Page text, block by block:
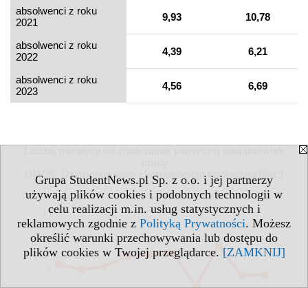
Grupa StudentNews.pl Sp. z o.o. i jej partnerzy
używają plików cookies i podobnych technologii w
celu realizacji m.in. usług statystycznych i
reklamowych zgodnie z Polityką Prywatności. Możesz
określić warunki przechowywania lub dostępu do
plików cookies w Twojej przeglądarce. [ZAMKNIJ]
absolwenci z roku
2021
9,93 10,78
absolwenci z roku
2022
4,39 6,21
absolwenci z roku
2023
4,56 6,69
UMCS, Dziennikarstwo i komunikacja społeczna (IIst.)
10
15
20